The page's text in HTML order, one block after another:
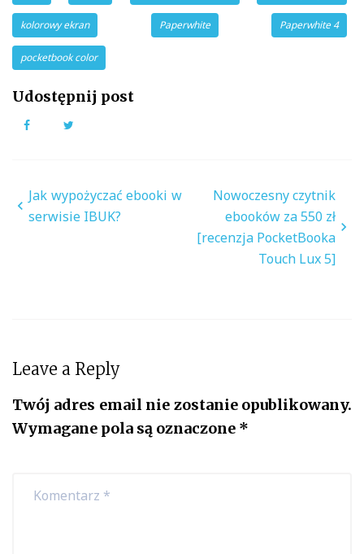
kolorowy ekran Paperwhite Paperwhite 4
pocketbook color
Udostępnij post
Facebook
Nawigacja
wpisu
Jak wypożyczać ebooki w
serwisie IBUK?
Nowoczesny czytnik
ebooków za 550 zł
[recenzja PocketBooka
Touch Lux 5]
Leave a Reply
Twój adres email nie zostanie opublikowany.
Wymagane pola są oznaczone *